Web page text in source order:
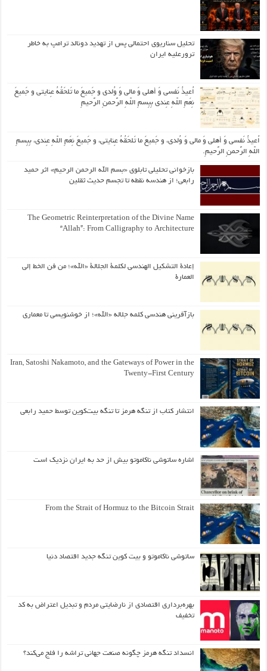
تحلیل سناریوی احتمالی پس از تهدید دونالد ترامپ به خاطر
ترورعلیه ایران
اُعیذُ نَفسی وَ أهلی وَ مالی وَ وُلدی و جَمیعَ ما تَلحَقُهُ عِنایتی و جَمیعَ
نِعَمِ اللّهِ عِندی بِبِسمِ اللّهِ الرَّحمنِ الرَّحیمِ
اُعیذُ نَفسی وَ أهلی وَ مالی وَ وُلدی، و جَمیعَ ما تَلحَقُهُ عِنایتی، و جَمیعَ نِعَمِ اللّهِ عِندی، بِبِسمِ
اللّهِ الرَّحمنِ الرَّحیمِ.
بازخوانی تحلیلی تابلوی «بسم الله الرحمن الرحیم» اثر حمید
رابعی؛ از هندسه نقطه تا تجسم حدیث ثقلین
The Geometric Reinterpretation of the Divine Name
“Allah”: From Calligraphy to Architecture
إعادة التشكيل الهندسي لكلمة الجلالة «الله»؛ من فن الخط إلى
العمارة
بازآفرینی هندسی کلمه جلاله «الله»؛ از خوشنویسی تا معماری
Iran, Satoshi Nakamoto, and the Gateways of Power in the
Twenty-First Century
انتشار کتاب از تنگه هرمز تا تنگه بیت‌کوین توسط حمید رابعی
اشاره ساتوشی ناکاموتو بیش از حد به ایران نزدیک است
From the Strait of Hormuz to the Bitcoin Strait
ساتوشی ناکاموتو و بیت کوین تنگه جدید اقتصاد دنیا
بهره‌برداری اقتصادی از نارضایتی مردم و تبدیل اعتراض به کد
تخفیف
انسداد تنگه هرمز چگونه صنعت جهانی تراشه را فلج می‌کند؟